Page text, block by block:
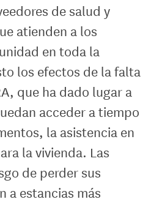
de salud y
atienden a los
en toda la
los efectos de la falta
que ha dado lugar a
acceder a tiempo
la asistencia en
la vivienda. Las
de perder sus
a estancias más